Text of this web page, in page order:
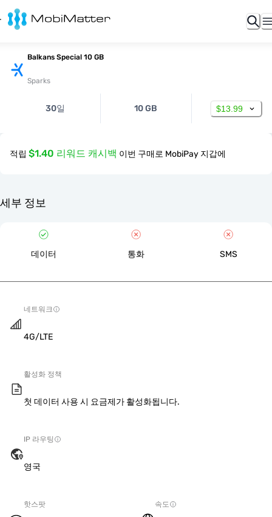
Balkans Special 10 GB
Sparks
30일 10 GB $13.99
적립 $1.40 리워드 캐시백 이번 구매로 MobiPay 지갑에
세부 정보
데이터 통화 SMS
네트워크
4G/LTE
활성화 정책
첫 데이터 사용 시 요금제가 활성화됩니다.
IP 라우팅
영국
핫스팟 속도